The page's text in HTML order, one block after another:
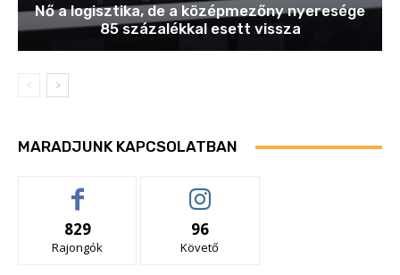
Nő a logisztika, de a középmezőny nyeresége
85 százalékkal esett vissza
MARADJUNK KAPCSOLATBAN
829
Rajongók
96
Követő